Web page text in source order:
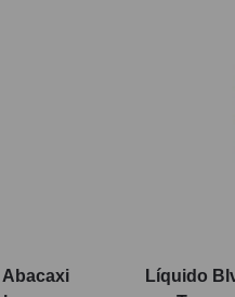
Líquido